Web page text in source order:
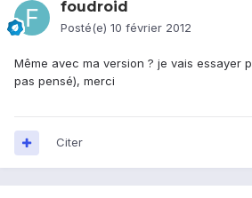
foudroid
Posté(e) 10 février 2012
Même avec ma version ? je vais essayer
pas pensé), merci
Citer